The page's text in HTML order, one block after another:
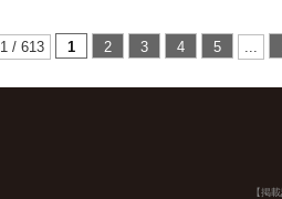
1 / 613 1 2 3 4 5 ...
【掲